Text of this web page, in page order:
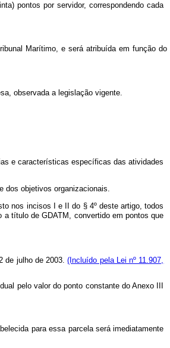
pontos por servidor, correspondendo cada
Marítimo, e será atribuída em função do
observada a legislação vigente.
e características específicas das atividades
dos objetivos organizacionais.
nos incisos I e II do § 4º deste artigo, todos
título de GDATM, convertido em pontos que
de julho de 2003.(Incluído pela Lei nº 11.907,
pelo valor do ponto constante do Anexo III
para essa parcela será imediatamente